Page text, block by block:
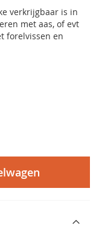
verkrijgbaar is in
met aas, of evt
forelvissen en